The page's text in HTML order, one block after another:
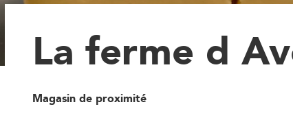
La ferme d
Magasin de proximité